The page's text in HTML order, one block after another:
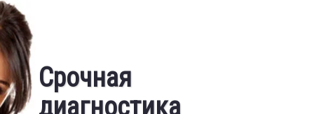
Срочная
диагностика
Бесплатный выезд
Фирменная гарантия
Предоставляем фирменную